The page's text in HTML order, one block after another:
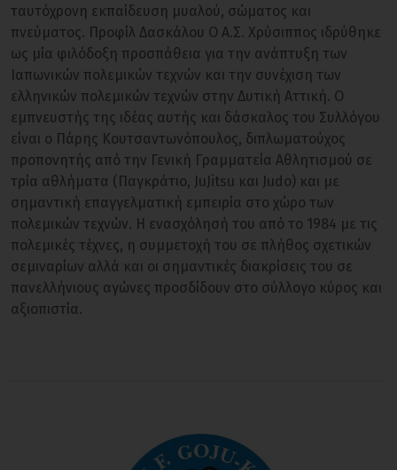
ταυτόχρονη εκπαίδευση μυαλού, σώματος και
πνεύματος. Προφίλ Δασκάλου Ο Α.Σ. Χρύσιππος ιδρύθηκε
ως μία φιλόδοξη προσπάθεια για την ανάπτυξη των
Ιαπωνικών πολεμικών τεχνών και την συνέχιση των
ελληνικών πολεμικών τεχνών στην Δυτική Αττική. Ο
εμπνευστής της ιδέας αυτής και δάσκαλος του Συλλόγου
είναι ο Πάρης Κουτσαντωνόπουλος, διπλωματούχος
προπονητής από την Γενική Γραμματεία Αθλητισμού σε
τρία αθλήματα (Παγκράτιο, JuJitsu και Judo) και με
σημαντική επαγγελματική εμπειρία στο χώρο των
πολεμικών τεχνών. Η ενασχόλησή του από το 1984 με τις
πολεμικές τέχνες, η συμμετοχή του σε πλήθος σχετικών
σεμιναρίων αλλά και οι σημαντικές διακρίσεις του σε
πανελλήνιους αγώνες προσδίδουν στο σύλλογο κύρος και
αξιοπιστία.